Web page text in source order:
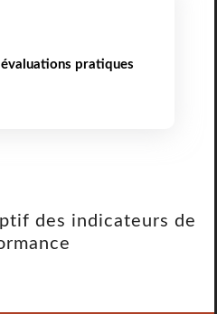
pratiques
des indicateurs de